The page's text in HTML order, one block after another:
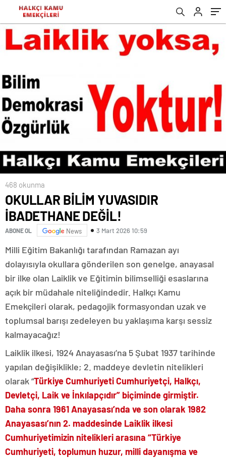
468 okunma
OKULLAR BİLİM YUVASIDIR
İBADETHANE DEĞİL!
ABONE OL News 3 Mart 2026 10:59
Milli Eğitim Bakanlığı tarafından Ramazan ayı
dolayısıyla okullara gönderilen son genelge, anayasal
bir ilke olan Laiklik ve Eğitimin bilimselliği esaslarına
açık bir müdahale niteliğindedir. Halkçı Kamu
Emekçileri olarak, pedagojik formasyondan uzak ve
toplumsal barışı zedeleyen bu yaklaşıma karşı sessiz
kalmayacağız!
Laiklik ilkesi, 1924 Anayasası’na 5 Şubat 1937 tarihinde
yapılan değişiklikle; 2. maddeye devletin nitelikleri
olarak “Türkiye Cumhuriyeti Cumhuriyetçi, Halkçı,
Devletçi, Laik ve İnkılapçıdır” biçiminde girmiştir.
Daha sonra 1961 Anayasası’nda ve son olarak 1982
Anayasası’nın 2. maddesinde Laiklik ilkesi
Cumhuriyetimizin nitelikleri arasına “Türkiye
Cumhuriyeti, toplumun huzur, milli dayanışma ve